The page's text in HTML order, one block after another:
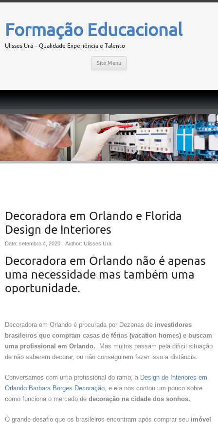
Formação Educacional
Ulisses Urá – Qualidade Experiência e Talento
Site Menu
Decoradora em Orlando e Florida
Design de Interiores
Date: setembro 4, 2020 Author: Ulisses Ura
Decoradora em Orlando não é apenas
uma necessidade mas também uma
oportunidade.
Decoradora em Orlando é procurada por Dezenas de investidores
brasileiros que compram casas de férias (vacation homes) e buscam
uma profissional em Orlando.. Mas muitos passam pela dificil situação
de não saberem decorar, ou não conseguirem fazer isso a distância.
Conversamos com uma profissional do ramo, a Design de Interiores em
Orlando Barbara Borges Decoração, e ela nos contou um pouco sobre
como funciona o mercado de decoração na cidade dos sonhos.
O grande desafio que os brasileiros encontram após comprar seu imóvel